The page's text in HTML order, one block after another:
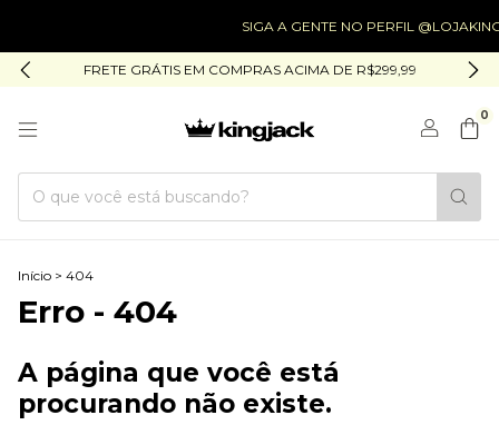
SIGA A GENTE NO PERFIL
FRETE GRÁTIS EM COMPRAS ACIMA DE R$299,99
0
Início > 404
Erro - 404
A página que você está
procurando não existe.